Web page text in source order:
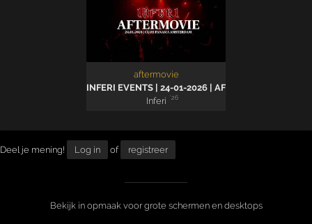
aftermovie
INFERI EVENTS | 24-01-2026 | AFTERMOVIE
Inferi
'26
Deel je mening! Log in of registreer
Bekijk in opmaak voor grote schermen en desktops